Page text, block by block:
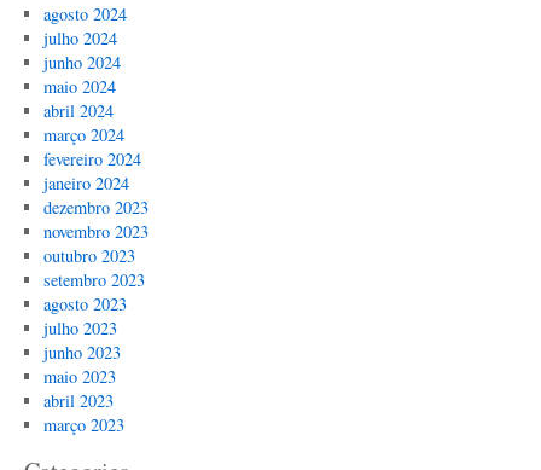
agosto 2024
julho 2024
junho 2024
maio 2024
abril 2024
março 2024
fevereiro 2024
janeiro 2024
dezembro 2023
novembro 2023
outubro 2023
setembro 2023
agosto 2023
julho 2023
junho 2023
maio 2023
abril 2023
março 2023